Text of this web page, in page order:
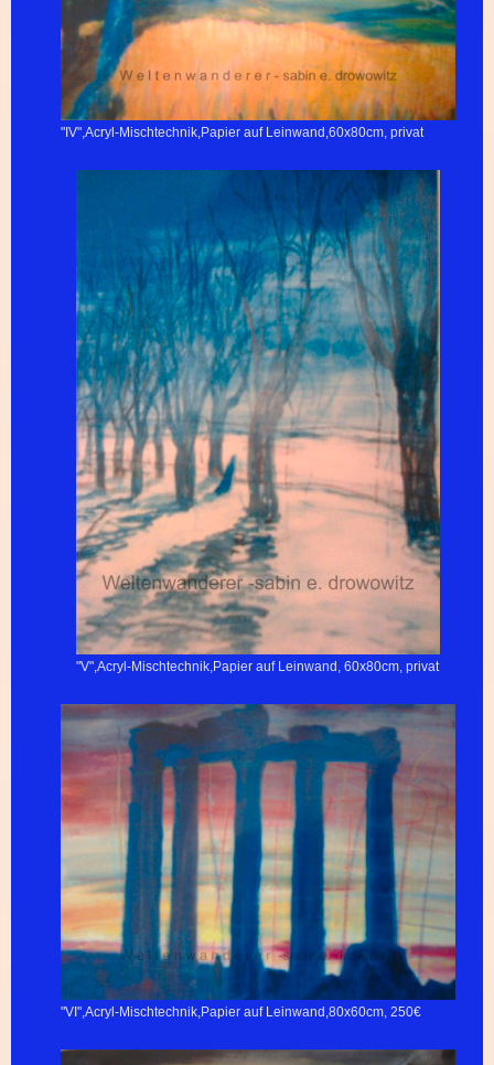
"IV",Acryl-Mischtechnik,Papier auf Leinwand,60x80cm, privat
"V",Acryl-Mischtechnik,Papier auf Leinwand, 60x80cm, privat
"VI",Acryl-Mischtechnik,Papier auf Leinwand,80x60cm, 250€